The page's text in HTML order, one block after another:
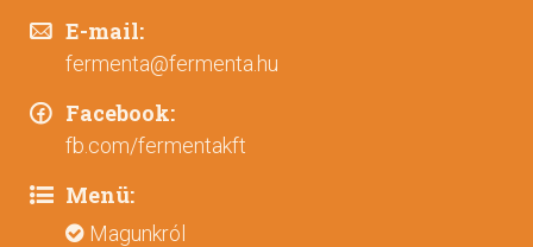
E-mail:
fermenta@fermenta.hu
Facebook:
fb.com/fermentakft
Menü:
Magunkról